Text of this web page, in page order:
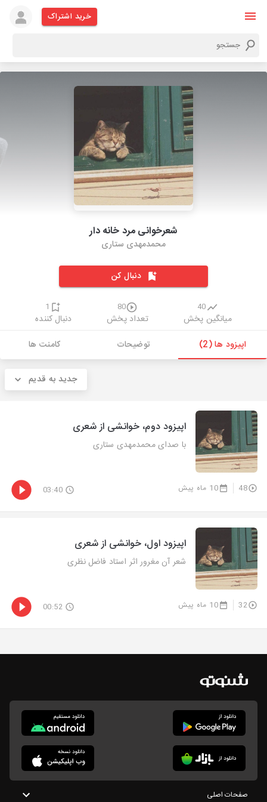
خرید اشتراک
شعرخوانی مرد خانه دار
محمدمهدی ستاری
دنبال کن
40
میانگین پخش
80
تعداد پخش
1
دنبال کننده
اپیزود ها (2)
توضیحات کامنت ها
جدید به قدیم
اپیزود دوم، خوانشی از شعری
با صدای محمدمهدی ستاری
48 10 ماه پیش 03:40
اپیزود اول، خوانشی از شعری
شعر آن مغرور اثر استاد فاضل نظری
32 10 ماه پیش 00:52
صفحات اصلی